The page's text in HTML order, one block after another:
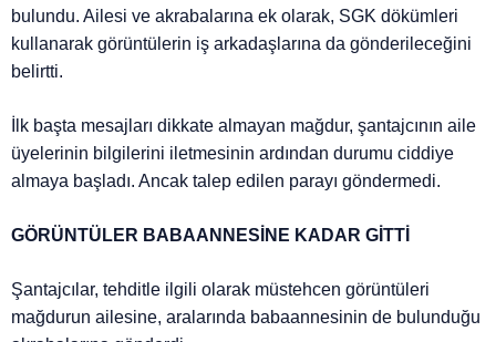
bulundu. Ailesi ve akrabalarına ek olarak, SGK dökümleri
kullanarak görüntülerin iş arkadaşlarına da gönderileceğini
belirtti.
İlk başta mesajları dikkate almayan mağdur, şantajcının aile
üyelerinin bilgilerini iletmesinin ardından durumu ciddiye
almaya başladı. Ancak talep edilen parayı göndermedi.
GÖRÜNTÜLER BABAANNESİNE KADAR GİTTİ
Şantajcılar, tehditle ilgili olarak müstehcen görüntüleri
mağdurun ailesine, aralarında babaannesinin de bulunduğu